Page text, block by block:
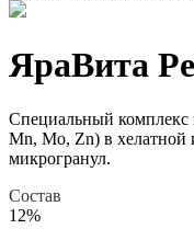
ЯраВита
Специальный комплекс
Mn, Mo, Zn) в
микрогранул.
Состав
12%